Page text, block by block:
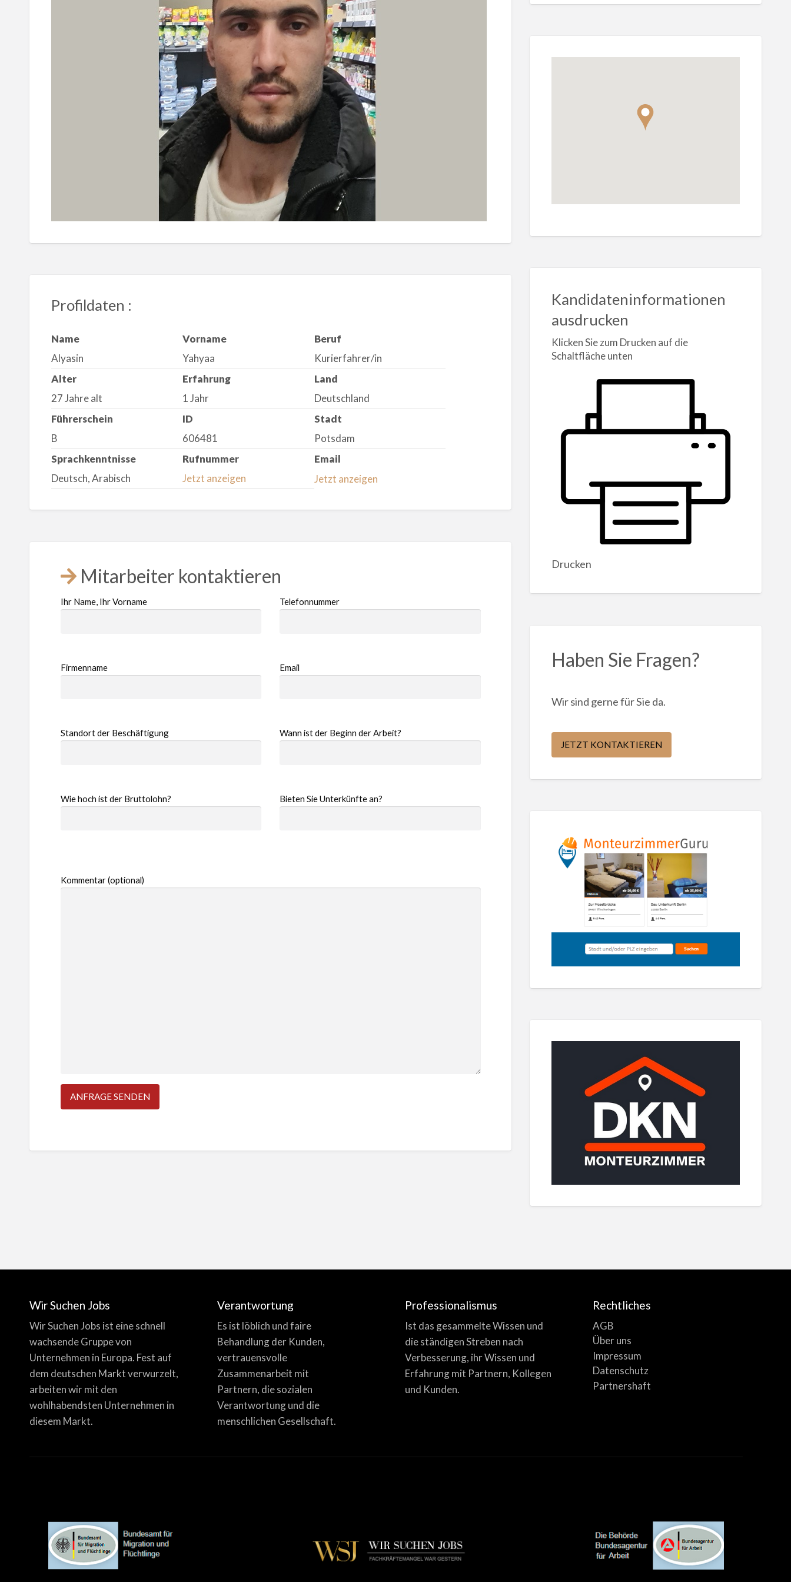
Profildaten :
Name
Alyasin
Vorname
Yahyaa
Beruf
Kurierfahrer/in
Alter
27 Jahre alt
Erfahrung
1 Jahr
Land
Deutschland
Führerschein
B
ID
606481
Stadt
Potsdam
Sprachkenntnisse
Deutsch, Arabisch
Rufnummer
Jetzt anzeigen
Email
Jetzt anzeigen
Mitarbeiter kontaktieren
Ihr Name, Ihr Vorname
Firmenname
Standort der Beschäftigung
Wie hoch ist der Bruttolohn?
Telefonnummer
Email
Wann ist der Beginn der Arbeit?
Bieten Sie Unterkünfte an?
Kommentar (optional)
Kandidateninformationen
ausdrucken
Klicken Sie zum Drucken auf die
Schaltfläche unten
Drucken
Haben Sie Fragen?
Wir sind gerne für Sie da.
JETZT KONTAKTIEREN
Wir Suchen Jobs
Wir Suchen Jobs ist eine schnell
wachsende Gruppe von
Unternehmen in Europa. Fest auf
dem deutschen Markt verwurzelt,
arbeiten wir mit den
wohlhabendsten Unternehmen in
diesem Markt.
Verantwortung
Es ist löblich und faire
Behandlung der Kunden,
vertrauensvolle
Zusammenarbeit mit
Partnern, die sozialen
Verantwortung und die
menschlichen Gesellschaft.
Professionalismus
Ist das gesammelte Wissen und
die ständigen Streben nach
Verbesserung, ihr Wissen und
Erfahrung mit Partnern, Kollegen
und Kunden.
Rechtliches
AGB
Über uns
Impressum
Datenschutz
Partnershaft